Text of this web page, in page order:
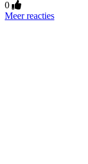
0
Meer reacties